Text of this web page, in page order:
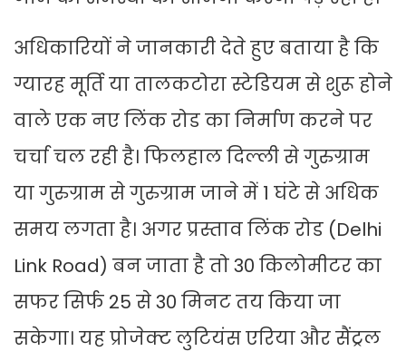
अधिकारियों ने जानकारी देते हुए बताया है कि
ग्यारह मूर्ति या तालकटोरा स्टेडियम से शुरू होने
वाले एक नए लिंक रोड का निर्माण करने पर
चर्चा चल रही है। फिलहाल दिल्ली से गुरुग्राम
या गुरुग्राम से गुरुग्राम जाने में 1 घंटे से अधिक
समय लगता है। अगर प्रस्ताव लिंक रोड (Delhi
Link Road) बन जाता है तो 30 किलोमीटर का
सफर सिर्फ 25 से 30 मिनट तय किया जा
सकेगा। यह प्रोजेक्ट लुटियंस एरिया और सैंट्रल